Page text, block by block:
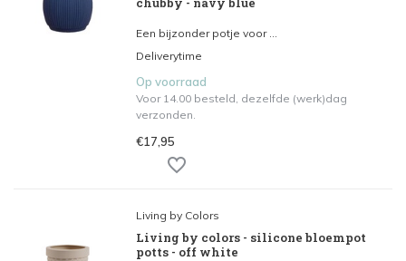
Een bijzonder potje voor ...
Deliverytime
Op voorraad
Voor 14.00 besteld, dezelfde (werk)dag
verzonden.
€17,95
Living by Colors
Living by colors - silicone bloempot
potts - off white